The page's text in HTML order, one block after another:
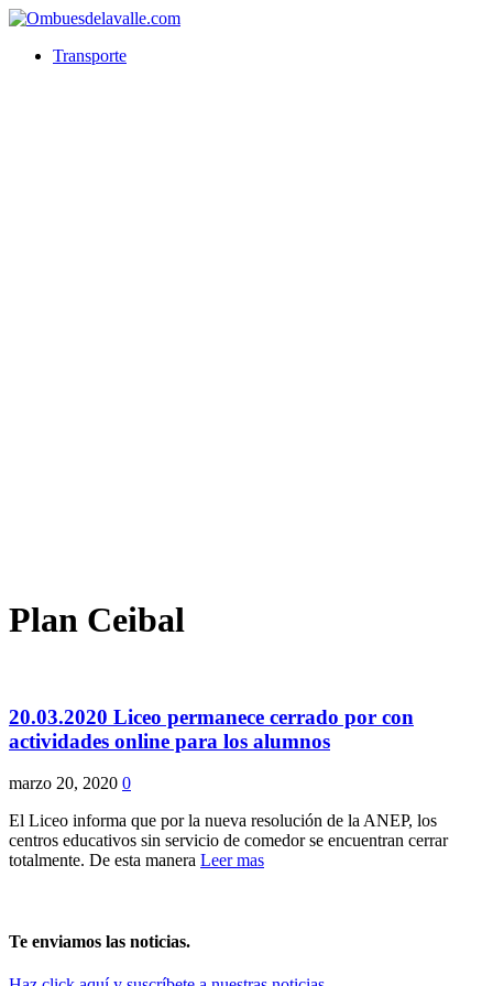
Transporte
Plan Ceibal
20.03.2020 Liceo permanece cerrado por con
actividades online para los alumnos
marzo 20, 2020 0
El Liceo informa que por la nueva resolución de la ANEP, los
centros educativos sin servicio de comedor se encuentran cerrar
totalmente. De esta manera Leer mas
Te enviamos las noticias.